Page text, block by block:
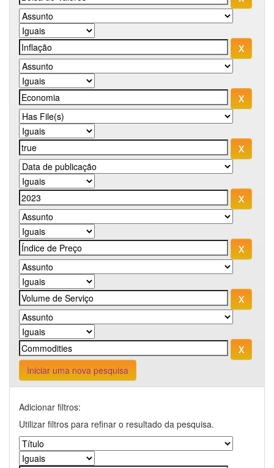
Iniciar uma nova pesquisa
Adicionar filtros:
Utilizar filtros para refinar o resultado da pesquisa.